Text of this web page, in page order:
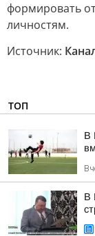
формировать
личностям.
Источник:
ТОП
В
В